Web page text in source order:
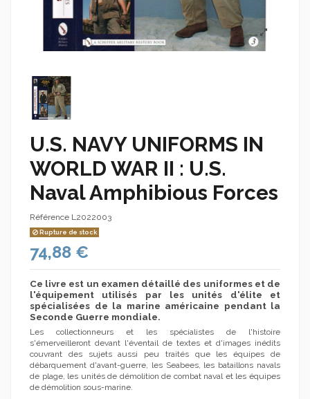
U.S. NAVY UNIFORMS IN
WORLD WAR II : U.S.
Naval Amphibious Forces
Référence L2022003
Rupture de stock
74,88 €
Ce livre est un examen détaillé des uniformes et de
l'équipement utilisés par les unités d'élite et
spécialisées de la marine américaine pendant la
Seconde Guerre mondiale.
Les collectionneurs et les spécialistes de l'histoire
s'émerveilleront devant l'éventail de textes et d'images inédits
couvrant des sujets aussi peu traités que les équipes de
débarquement d'avant-guerre, les Seabees, les bataillons navals
de plage, les unités de démolition de combat naval et les équipes
de démolition sous-marine.